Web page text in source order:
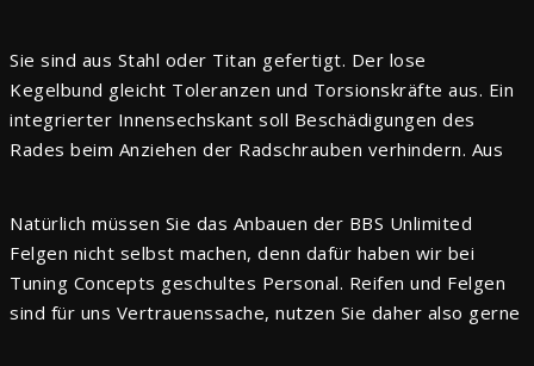
Sie sind aus Stahl oder Titan gefertigt. Der lose
Kegelbund gleicht Toleranzen und Torsionskräfte aus. Ein
integrierter Innensechskant soll Beschädigungen des
Rades beim Anziehen der Radschrauben verhindern. Aus
entstehen können.
Natürlich müssen Sie das Anbauen der BBS Unlimited
Felgen nicht selbst machen, denn dafür haben wir bei
Tuning Concepts geschultes Personal. Reifen und Felgen
sind für uns Vertrauenssache, nutzen Sie daher also gerne